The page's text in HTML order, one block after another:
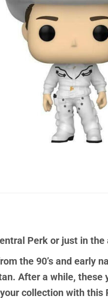
Perk or just in
the 90’s and early
After a while,
collection with